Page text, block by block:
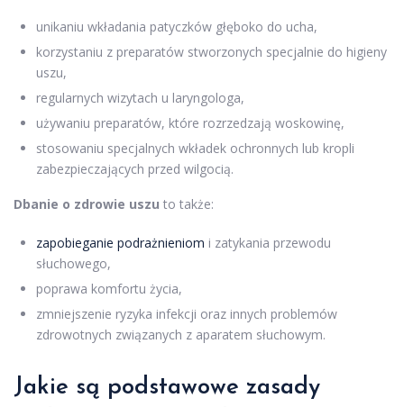
unikaniu wkładania patyczków głęboko do ucha,
korzystaniu z preparatów stworzonych specjalnie do higieny
uszu,
regularnych wizytach u laryngologa,
używaniu preparatów, które rozrzedzają woskowinę,
stosowaniu specjalnych wkładek ochronnych lub kropli
zabezpieczających przed wilgocią.
Dbanie o zdrowie uszu to także:
zapobieganie podrażnieniom i zatykania przewodu
słuchowego,
poprawa komfortu życia,
zmniejszenie ryzyka infekcji oraz innych problemów
zdrowotnych związanych z aparatem słuchowym.
Jakie są podstawowe zasady